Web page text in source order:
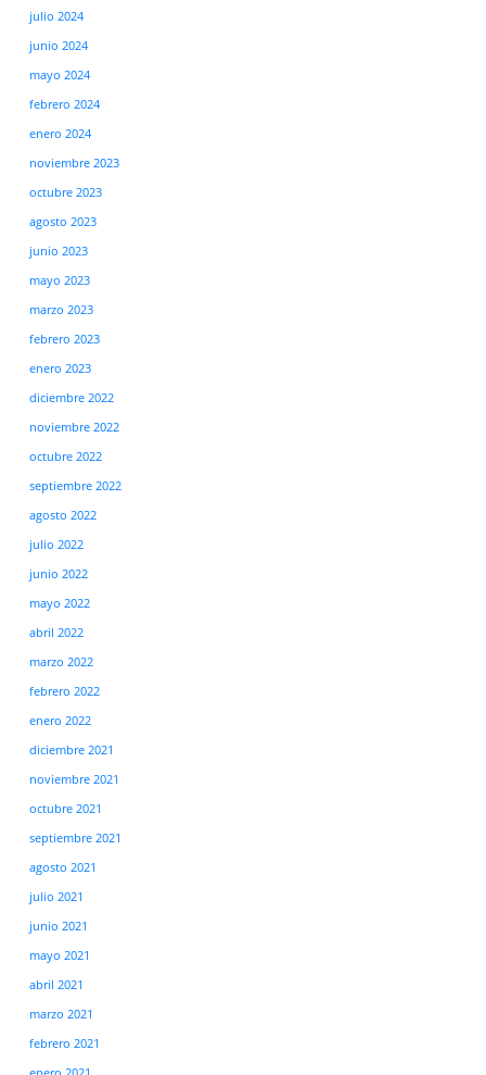
julio 2024
junio 2024
mayo 2024
febrero 2024
enero 2024
noviembre 2023
octubre 2023
agosto 2023
junio 2023
mayo 2023
marzo 2023
febrero 2023
enero 2023
diciembre 2022
noviembre 2022
octubre 2022
septiembre 2022
agosto 2022
julio 2022
junio 2022
mayo 2022
abril 2022
marzo 2022
febrero 2022
enero 2022
diciembre 2021
noviembre 2021
octubre 2021
septiembre 2021
agosto 2021
julio 2021
junio 2021
mayo 2021
abril 2021
marzo 2021
febrero 2021